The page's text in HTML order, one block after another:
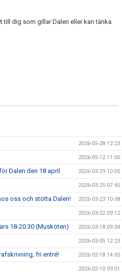
till dig som gillar Dalen eller kan tänka
2026-05-28 12:23
2026-05-12 11:00
Dalen den 18 april 2026-03-29 10:05
2026-03-25 07:45
oss och stötta Dalen! 2026-03-23 10:08
2026-03-22 09:12
18-20.30 (Musköten) 2026-03-18 09:34
2026-03-05 12:23
fri entré! 2026-02-18 14:05
2026-02-10 09:01